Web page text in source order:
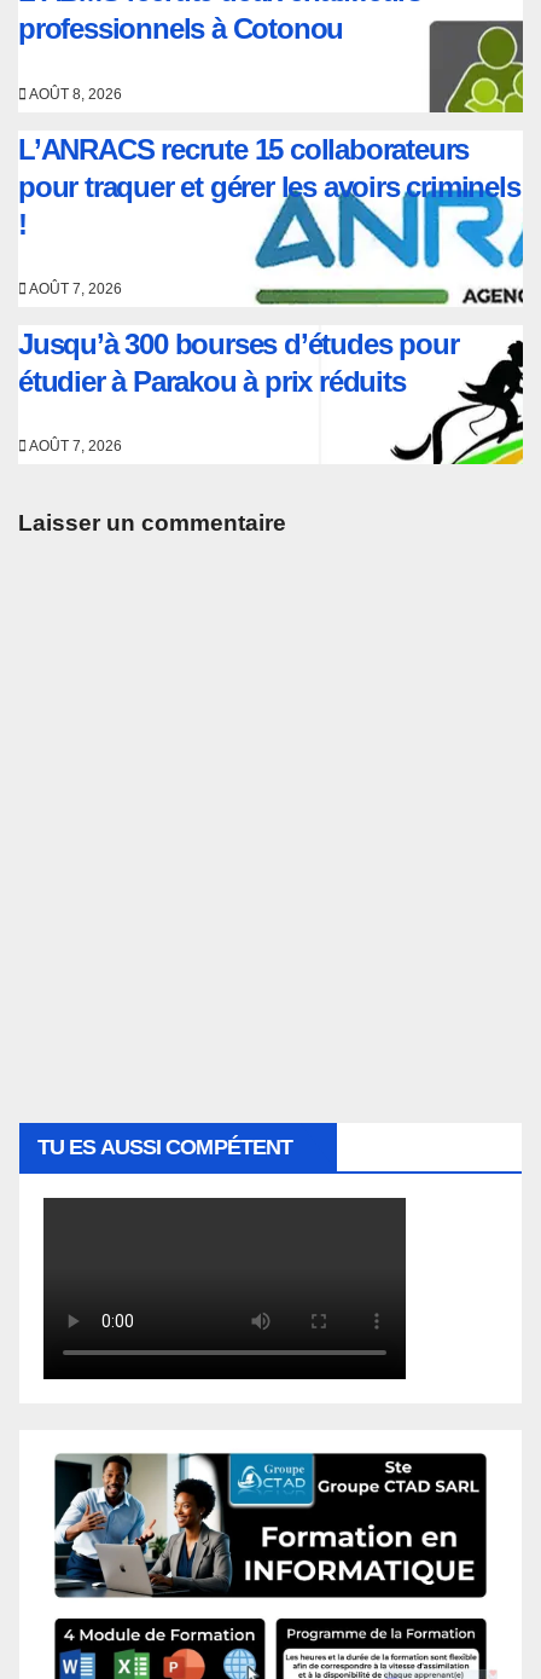
professionnels à Cotonou
AOÛT 8, 2026
L’ANRACS recrute 15 collaborateurs
pour traquer et gérer les avoirs criminels
!
AOÛT 7, 2026
Jusqu’à 300 bourses d’études pour
étudier à Parakou à prix réduits
AOÛT 7, 2026
Laisser un commentaire
TU ES AUSSI COMPÉTENT